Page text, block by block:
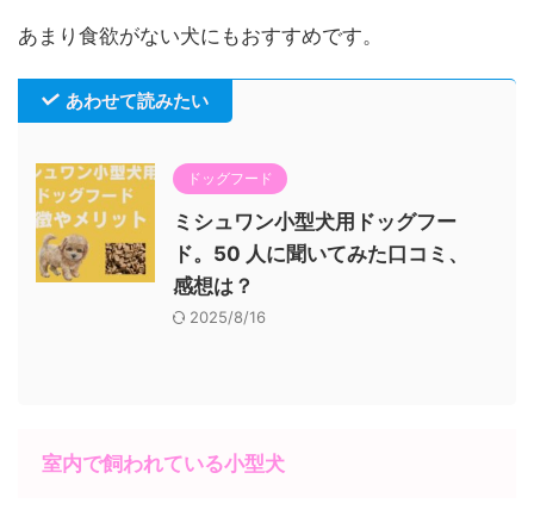
あまり食欲がない犬にもおすすめです。
あわせて読みたい
ドッグフード
ミシュワン小型犬用ドッグフー
ド。50 人に聞いてみた口コミ、
感想は？
2025/8/16
室内で飼われている小型犬